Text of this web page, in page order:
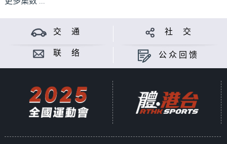
交 通 社 交
联 络 公众回馈